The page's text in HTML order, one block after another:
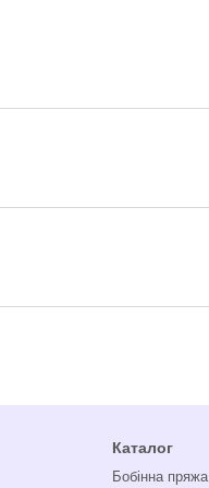
Каталог
Бобінна пряжа